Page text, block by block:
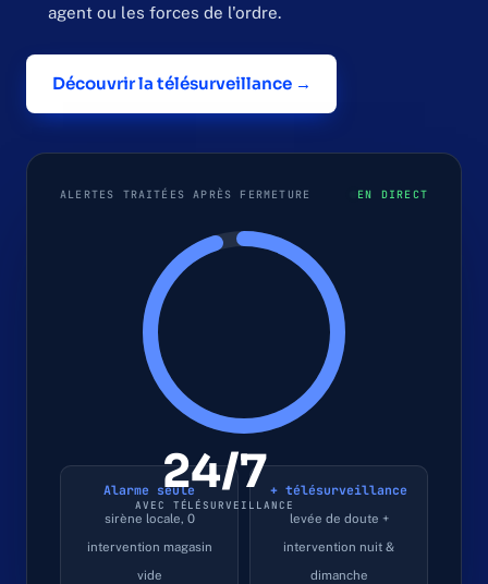
agent ou les forces de l'ordre.
Découvrir la télésurveillance →
ALERTES TRAITÉES APRÈS FERMETURE EN DIRECT
24/7
AVEC TÉLÉSURVEILLANCE
Alarme seule
sirène locale, 0
intervention magasin
vide
+ télésurveillance
levée de doute +
intervention nuit &
dimanche